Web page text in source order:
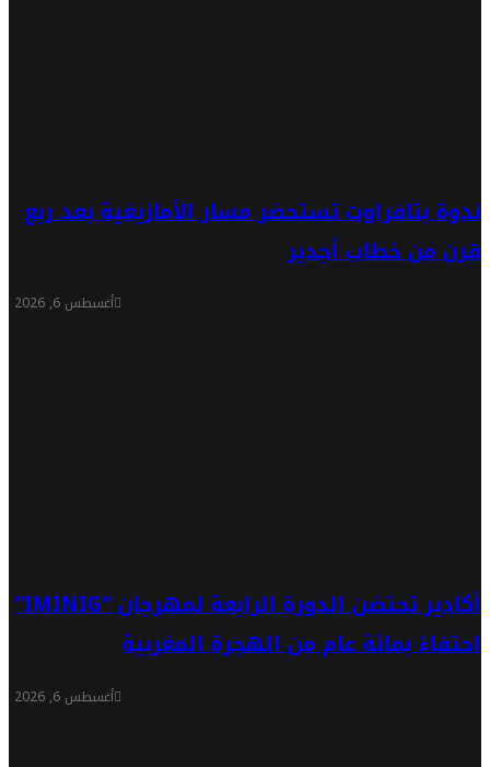
ندوة بتافراوت تستحضر مسار الأمازيغية بعد ربع
قرن من خطاب أجدير
أغسطس 6, 2026
أكادير تحتضن الدورة الرابعة لمهرجان “IMINIG”
احتفاءً بمائة عام من الهجرة المغربية
أغسطس 6, 2026